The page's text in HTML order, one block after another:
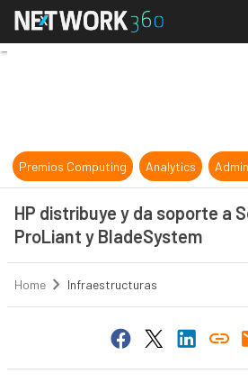
HP
Premios Computing Analytics
HP distribuye y da soporte a
ProLiant y BladeSystem
Home Infraestructuras